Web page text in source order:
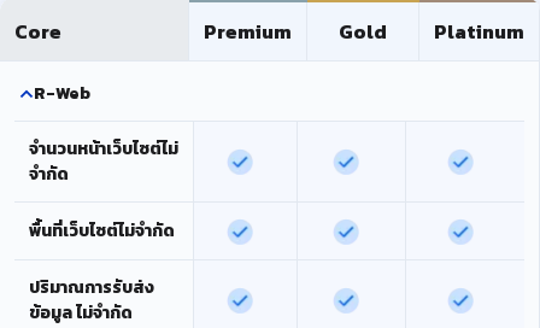
Core Premium Gold Platinum
R-Web
จำนวนหน้าเว็บไซต์ไม่
จำกัด
พื้นที่เว็บไซต์ไม่จำกัด
ปริมาณการรับส่ง
ข้อมูล ไม่จำกัด